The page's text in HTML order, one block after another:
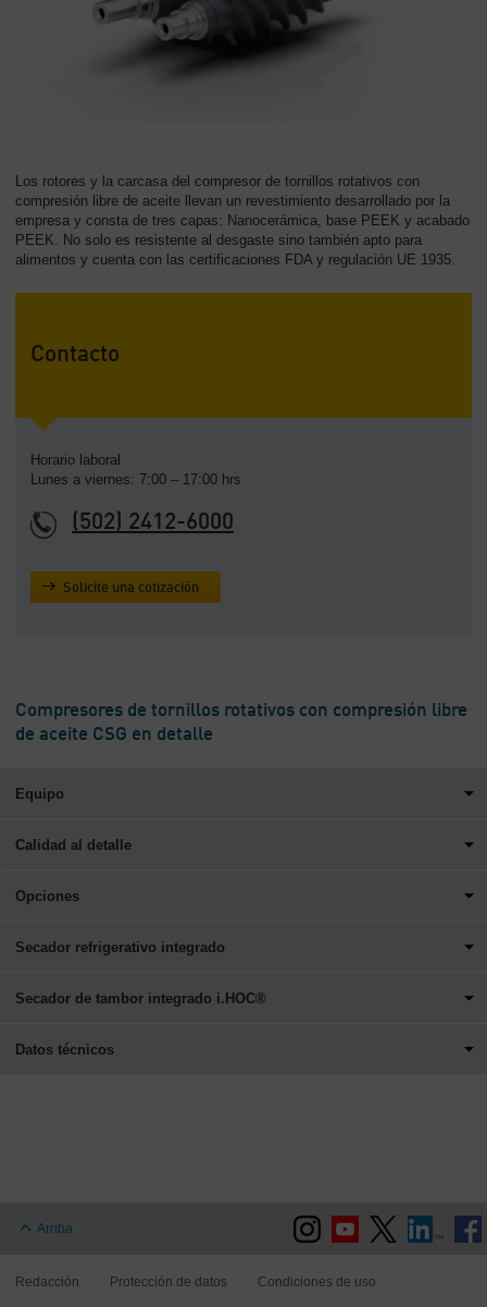
Los rotores y la carcasa del compresor de tornillos rotativos con
compresión libre de aceite llevan un revestimiento desarrollado por la
empresa y consta de tres capas: Nanocerámica, base PEEK y acabado
PEEK. No solo es resistente al desgaste sino también apto para
alimentos y cuenta con las certificaciones FDA y regulación UE 1935.
Contacto
Horario laboral
Lunes a viernes: 7:00 – 17:00 hrs
(502) 2412-6000
Solicite una cotización
Compresores de tornillos rotativos con compresión libre
de aceite CSG en detalle
Equipo
Calidad al detalle
Opciones
Secador refrigerativo integrado
Secador de tambor integrado i.HOC®
Datos técnicos
Arriba
Redacción Protección de datos Condiciones de uso